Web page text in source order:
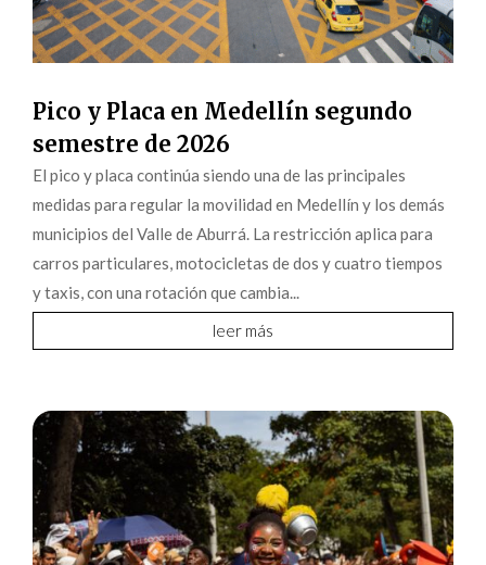
Pico y Placa en Medellín segundo
semestre de 2026
El pico y placa continúa siendo una de las principales
medidas para regular la movilidad en Medellín y los demás
municipios del Valle de Aburrá. La restricción aplica para
carros particulares, motocicletas de dos y cuatro tiempos
y taxis, con una rotación que cambia...
leer más